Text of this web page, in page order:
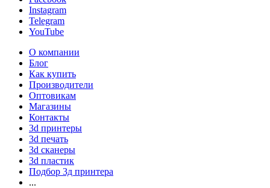
Instagram
Telegram
YouTube
О компании
Блог
Как купить
Производители
Оптовикам
Магазины
Контакты
3d принтеры
3d печать
3d сканеры
3d пластик
Подбор 3д принтера
...